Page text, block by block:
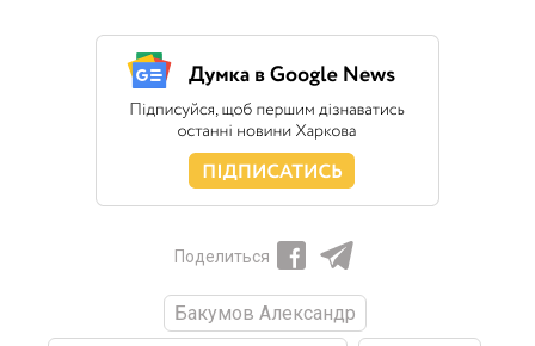
Поделиться
Бакумов Александр